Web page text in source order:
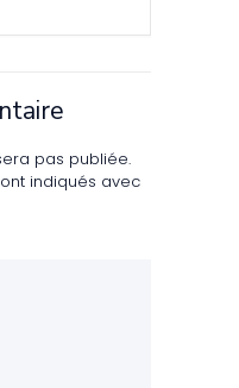
pas publiée.
indiqués avec